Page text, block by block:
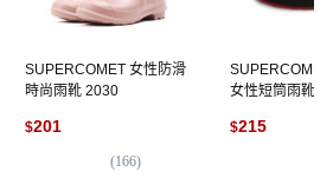
SUPERCOMET 女性防滑
時尚雨靴 2030
$201
(166)
女性短筒雨靴
$215